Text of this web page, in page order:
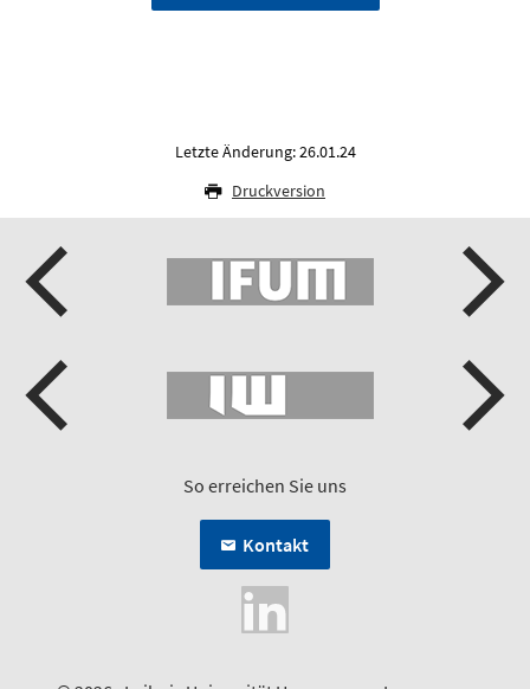
Letzte Änderung: 26.01.24
Druckversion
So erreichen Sie uns
Kontakt